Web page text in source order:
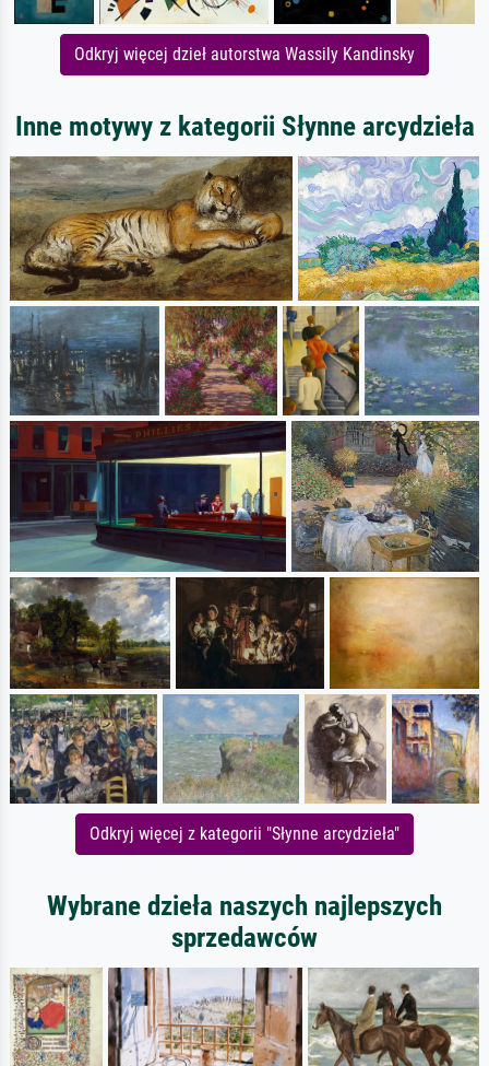
Odkryj więcej dzieł autorstwa Wassily Kandinsky
Inne motywy z kategorii Słynne arcydzieła
Odkryj więcej z kategorii "Słynne arcydzieła"
Wybrane dzieła naszych najlepszych
sprzedawców